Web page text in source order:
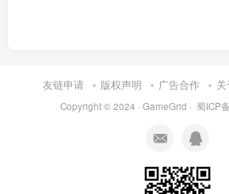
友链申请 版权声明 广告合作
Copyright © 2024 · GameGrid · 蜀ICP